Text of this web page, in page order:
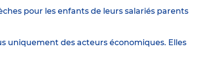
pour les enfants de leurs salariés parents
uniquement des acteurs économiques. Elles